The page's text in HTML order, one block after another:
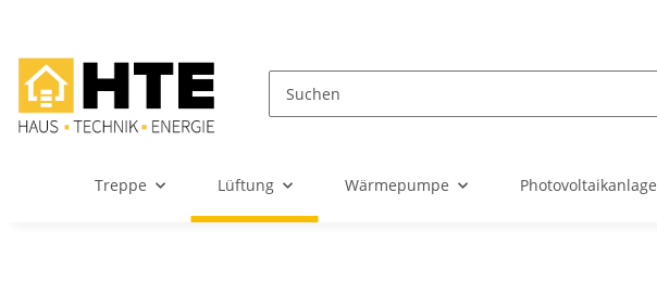
Treppe Lüftung Wärmepumpe Photovoltaikanlage